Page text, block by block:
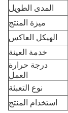
المدى الطويل
ميزة المنتج
الهيكل العاكس
خدمة العينة
درجة حرارة
العمل
نوع التعبئة
استخدام المنتج